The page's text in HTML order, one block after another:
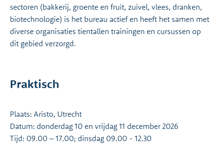
sectoren (bak­ke­rij, groente en fruit, zuivel, vlees, dranken,
biotechnologie) is het bureau actief en heeft het samen met
diverse organisaties tientallen trainingen en cursussen op
dit gebied ver­zorgd.
Praktisch
Plaats: Aristo, Utrecht
Datum: donderdag 10 en vrijdag 11 december 2026
Tijd: 09.00 – 17.00; dinsdag 09.00 - 12.30